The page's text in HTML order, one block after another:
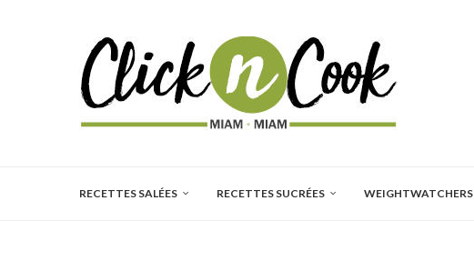
RECETTES SALÉES RECETTES SUCRÉES WEIGHTWATCHERS